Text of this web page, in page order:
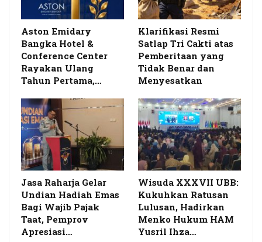
Aston Emidary
Bangka Hotel &
Conference Center
Rayakan Ulang
Tahun Pertama,…
Klarifikasi Resmi
Satlap Tri Cakti atas
Pemberitaan yang
Tidak Benar dan
Menyesatkan
Jasa Raharja Gelar
Undian Hadiah Emas
Bagi Wajib Pajak
Taat, Pemprov
Apresiasi…
Wisuda XXXVII UBB:
Kukuhkan Ratusan
Lulusan, Hadirkan
Menko Hukum HAM
Yusril Ihza…